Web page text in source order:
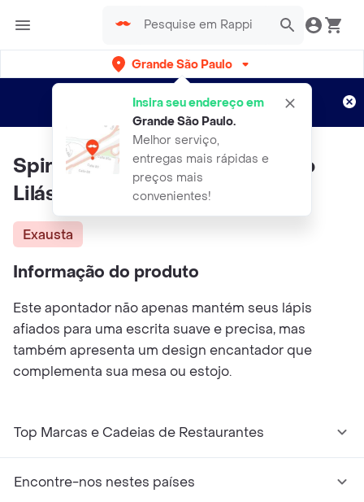
Grande São Paulo
Insira seu endereço em
Grande São Paulo.
Melhor serviço,
entregas mais rápidas e
preços mais
convenientes!
Entregas grátis por 15 dias!
Aplicam T&C
Spiral Apontador com Deposito
Lilás Pastel Oval
Exausta
Informação do produto
Este apontador não apenas mantém seus lápis
afiados para uma escrita suave e precisa, mas
também apresenta um design encantador que
complementa sua mesa ou estojo.
Top Marcas e Cadeias de Restaurantes
Encontre-nos nestes países